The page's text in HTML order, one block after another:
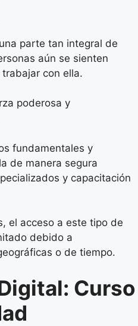
parte tan integral de
aún se sienten
con ella.
poderosa y
fundamentales y
de manera segura
y capacitación
el acceso a este tipo de
debido a
o de tiempo.
Curso